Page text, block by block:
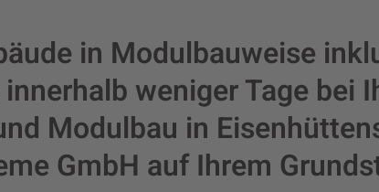
in Modulbauweise
weniger Tage bei
Modulbau in
GmbH auf Ihrem